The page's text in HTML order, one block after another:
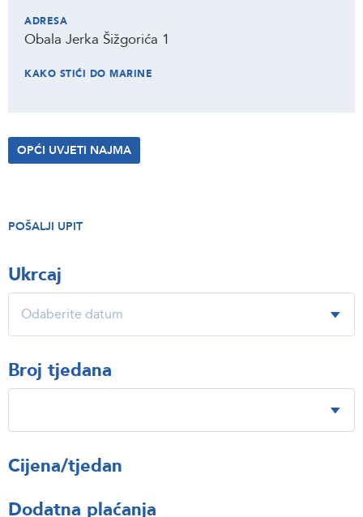
ADRESA
Obala Jerka Šižgorića 1
KAKO STIĆI DO MARINE
OPĆI UVJETI NAJMA
POŠALJI UPIT
Ukrcaj
Broj tjedana
Cijena/tjedan
Dodatna plaćanja